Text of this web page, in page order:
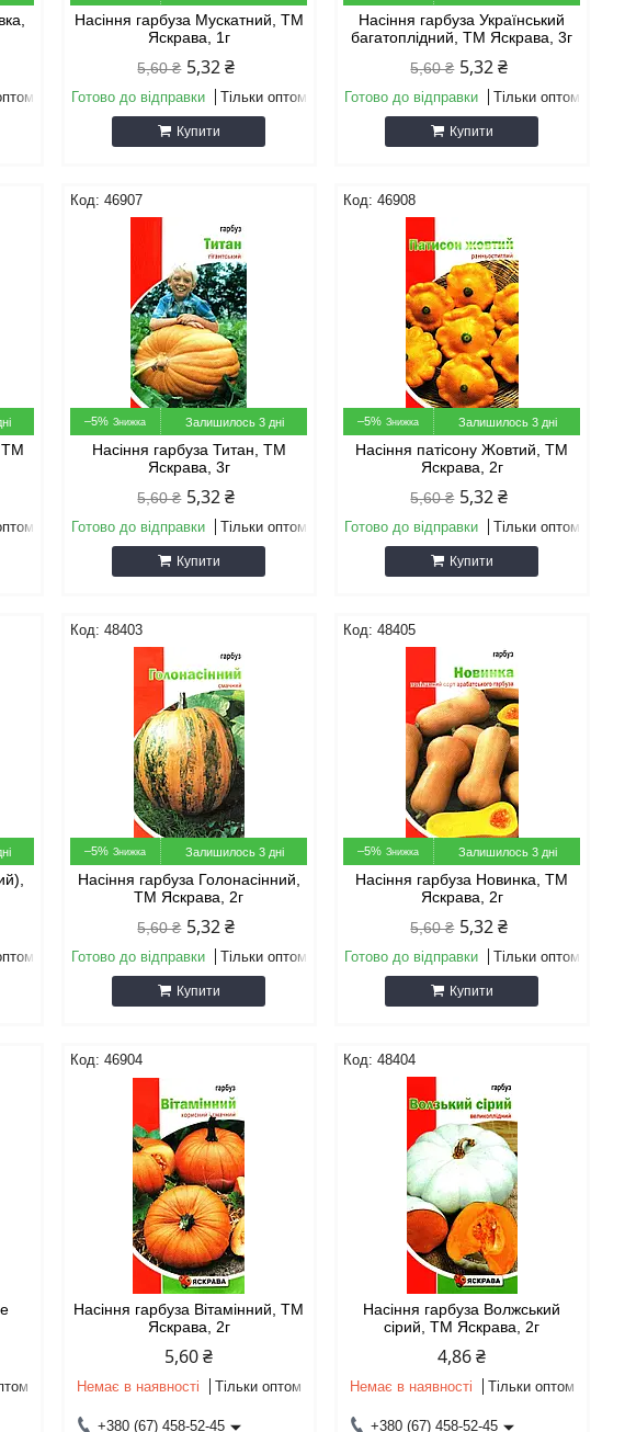
Насіння гарбуза Мускатний, ТМ
Яскрава, 1г
5,60 ₴ 5,32 ₴
Готово до відправки Тільки оптом
Купити
Насіння гарбуза Український
багатоплідний, ТМ Яскрава, 3г
5,60 ₴ 5,32 ₴
Готово до відправки Тільки оптом
Купити
ТМ
46907
–5% Залишилось 3 дні
Насіння гарбуза Титан, ТМ
Яскрава, 3г
5,60 ₴ 5,32 ₴
Готово до відправки Тільки оптом
Купити
46908
–5% Залишилось 3 дні
Насіння патiсону Жовтий, ТМ
Яскрава, 2г
5,60 ₴ 5,32 ₴
Готово до відправки Тільки оптом
Купити
48403
–5% Залишилось 3 дні
Насіння гарбуза Голонасінний,
ТМ Яскрава, 2г
5,60 ₴ 5,32 ₴
Готово до відправки Тільки оптом
Купити
48405
–5% Залишилось 3 дні
Насіння гарбуза Новинка, ТМ
Яскрава, 2г
5,60 ₴ 5,32 ₴
Готово до відправки Тільки оптом
Купити
46904
Насіння гарбуза Вітамінний, ТМ
Яскрава, 2г
5,60 ₴
Немає в наявності Тільки оптом
+380 (67) 458-52-45
48404
Насіння гарбуза Волжський
сірий, ТМ Яскрава, 2г
4,86 ₴
Немає в наявності Тільки оптом
+380 (67) 458-52-45